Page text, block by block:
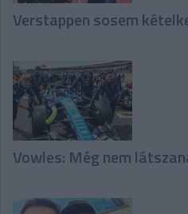
Verstappen sosem
Vowles: Még nem